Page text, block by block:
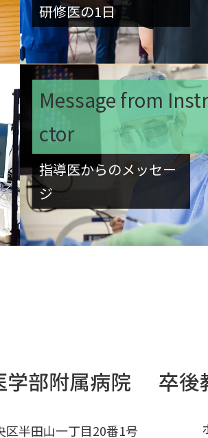
研修医の1日
Message from
ctor
指導医からのメッセー
ジ
半田山一丁目20番1号